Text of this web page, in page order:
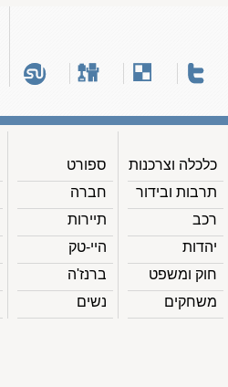
כלכלה וצרכנות
תרבות ובידור
רכב
יהדות
חוק ומשפט
משחקים
ספורט
חברה
תיירות
היי-טק
ברנז'ה
נשים